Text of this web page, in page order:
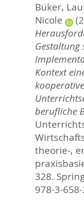
Büker,
Nicole
Gestaltung
Kontext
berufliche
theorie-,
328.
978-3-